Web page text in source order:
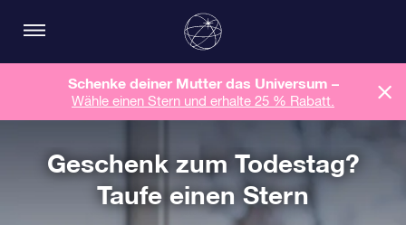
Schenke deiner Mutter das Universum –
Wähle einen Stern und erhalte 25 % Rabatt.
Geschenk zum Todestag?
Taufe einen Stern